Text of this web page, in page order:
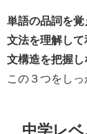
単語の品詞を覚
文法を理解し
文構造を把握
この３つをしっ
中学レ